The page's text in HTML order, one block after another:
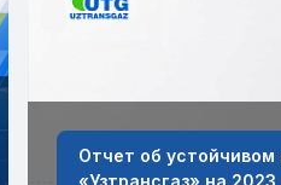
Отчет об устойчивом
«Узтрансгаз» на 2023